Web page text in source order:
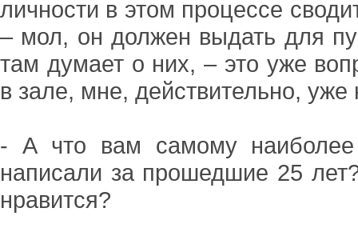
личности в этом процессе
– мол, он должен выдать для
там думает о них, – это уже
в зале, мне, действительно, уже
- А что вам самому
написали за прошедшие 25
нравится?